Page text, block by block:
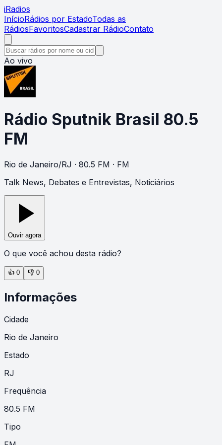
iRadios
InícioRádios por EstadoTodas as
RádiosFavoritosCadastrar RádioContato
Ao vivo
Rádio Sputnik Brasil 80.5
FM
Rio de Janeiro/RJ · 80.5 FM · FM
Talk News, Debates e Entrevistas, Noticiários
Ouvir agora
O que você achou desta rádio?
👍 0 👎 0
Informações
Cidade
Rio de Janeiro
Estado
RJ
Frequência
80.5 FM
Tipo